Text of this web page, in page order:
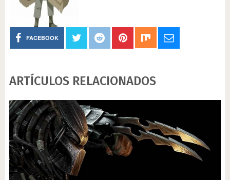
FACEBOOK
ARTÍCULOS RELACIONADOS